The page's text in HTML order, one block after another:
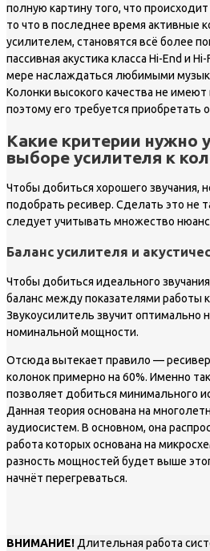
полную картину того, что
то что в последнее время активные
усилителем, становятся всё более
пассивная акустика класса Hi-End и
мере наслаждаться любимыми
Колонки высокого качества не имеют
поэтому его требуется приобретать
Какие критерии нужно
выборе усилителя к
Чтобы добиться хорошего звучания,
подобрать ресивер. Сделать это не
следует учитывать множество
Баланс усилителя и
Чтобы добиться идеального
баланс между показателями работы
Звукоусилитель звучит оптимально
номинальной мощности.
Отсюда вытекает правило —
колонок примерно на 60%. Именно
позволяет добиться минимального
Данная теория основана на
аудиосистем. В основном, она
работа которых основана на
разность мощностей будет выше
начнёт перегреваться.
ВНИМАНИЕ! Длительная работа